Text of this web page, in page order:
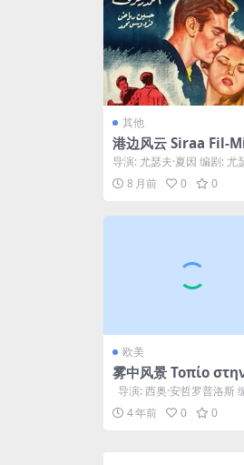
其他
港边风云 Siraa Fil-
(1956)
导演: 尤瑟夫·夏因 编剧: 尤
夏因 主演: Tewfik El Dekn...
8 月前 0 0
欧美
雾中风景 Τοπίο
ίχλη (1988)
导演: 西奥·安哲罗普洛斯
剧: 萨纳西斯·瓦尔蒂诺斯 /
4 年前 0 0